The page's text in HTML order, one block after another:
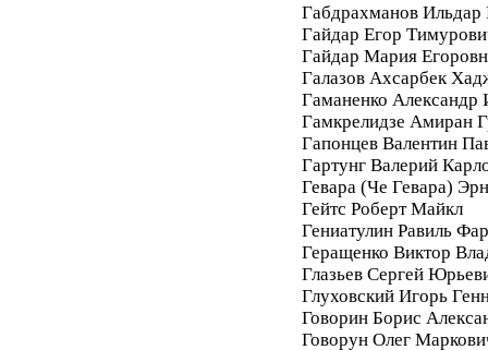
Габдрахманов Ильдар
Гайдар Егор
Гайдар Мария
Галазов Ахсарбек
Гаманенко Александр
Гамкрелидзе Амиран
Гапонцев Валентин
Гартунг Валерий
Гевара (Че Гевара)
Гейтс Роберт Майкл
Гениатулин Равиль
Геращенко Виктор
Глазьев Сергей
Глуховский Игорь
Говорин Борис
Говорун Олег